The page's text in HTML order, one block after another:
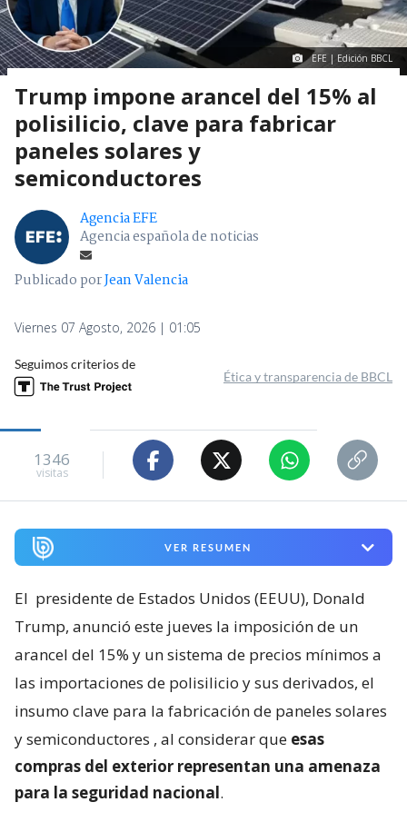
EFE | Edición BBCL
Trump impone arancel del 15% al
polisilicio, clave para fabricar
paneles solares y
semiconductores
Agencia EFE
Agencia española de noticias
Publicado porJean Valencia
Viernes 07 Agosto, 2026 | 01:05
Seguimos criterios de
Ética y transparencia de BBCL
1346
visitas
VER RESUMEN
El presidente de Estados Unidos (EEUU), Donald
Trump, anunció este jueves la imposición de un
arancel del 15% y un sistema de precios mínimos a
las importaciones de polisilicio y sus derivados, el
insumo clave para la fabricación de paneles solares
y semiconductores , al considerar que esas
compras del exterior representan una amenaza
para la seguridad nacional.